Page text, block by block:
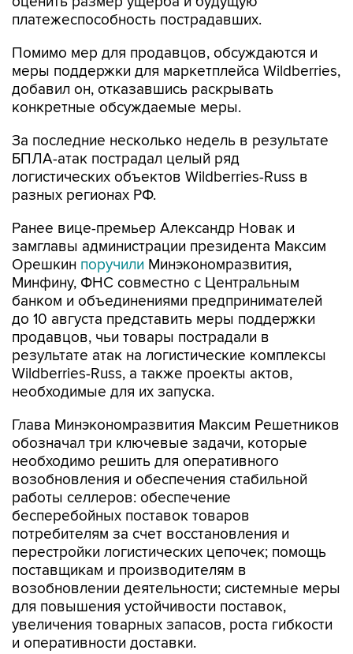
платежеспособность пострадавших.
Помимо мер для продавцов, обсуждаются и
меры поддержки для маркетплейса Wildberries,
добавил он, отказавшись раскрывать
конкретные обсуждаемые меры.
За последние несколько недель в результате
БПЛА-атак пострадал целый ряд
логистических объектов Wildberries-Russ в
разных регионах РФ.
Ранее вице-премьер Александр Новак и
замглавы администрации президента Максим
Орешкин поручили Минэкономразвития,
Минфину, ФНС совместно с Центральным
банком и объединениями предпринимателей
до 10 августа представить меры поддержки
продавцов, чьи товары пострадали в
результате атак на логистические комплексы
Wildberries-Russ, а также проекты актов,
необходимые для их запуска.
Глава Минэкономразвития Максим Решетников
обозначал три ключевые задачи, которые
необходимо решить для оперативного
возобновления и обеспечения стабильной
работы селлеров: обеспечение
бесперебойных поставок товаров
потребителям за счет восстановления и
перестройки логистических цепочек; помощь
поставщикам и производителям в
возобновлении деятельности; системные меры
для повышения устойчивости поставок,
увеличения товарных запасов, роста гибкости
и оперативности доставки.